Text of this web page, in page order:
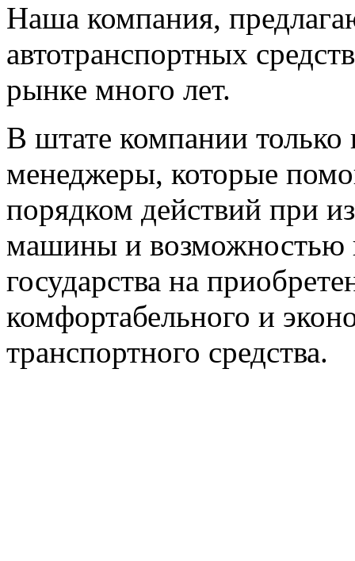
Наша компания,
автотранспортных
рынке много лет.
В штате компании только
менеджеры, которые
порядком действий при
машины и возможностью
государства на
комфортабельного и
транспортного средства.